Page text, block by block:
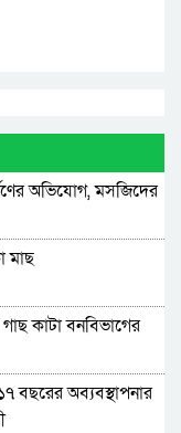
অভিযোগ, মসজিদের
মাছ
কাটা বনবিভাগের
বছরের অব্যবস্থাপনার